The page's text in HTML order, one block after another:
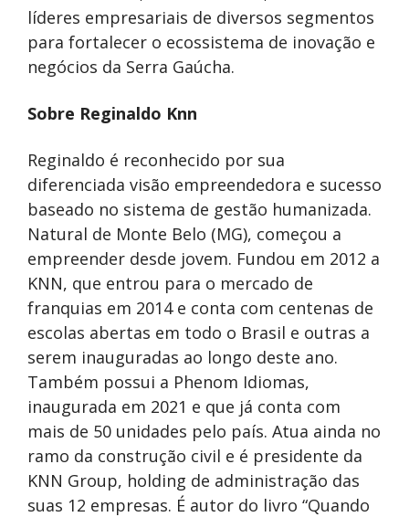
líderes empresariais de diversos segmentos
para fortalecer o ecossistema de inovação e
negócios da Serra Gaúcha.
Sobre Reginaldo Knn
Reginaldo é reconhecido por sua
diferenciada visão empreendedora e sucesso
baseado no sistema de gestão humanizada.
Natural de Monte Belo (MG), começou a
empreender desde jovem. Fundou em 2012 a
KNN, que entrou para o mercado de
franquias em 2014 e conta com centenas de
escolas abertas em todo o Brasil e outras a
serem inauguradas ao longo deste ano.
Também possui a Phenom Idiomas,
inaugurada em 2021 e que já conta com
mais de 50 unidades pelo país. Atua ainda no
ramo da construção civil e é presidente da
KNN Group, holding de administração das
suas 12 empresas. É autor do livro “Quando